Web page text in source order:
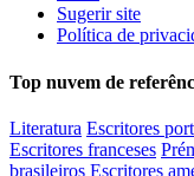
Sugerir site
Política de
Top nuvem de
Literatura Escritores
Escritores franceses
brasileiros Escritores